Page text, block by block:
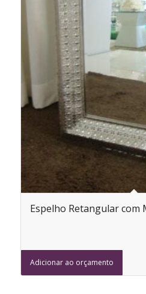
Espelho Retangular com
Adicionar ao orçamento